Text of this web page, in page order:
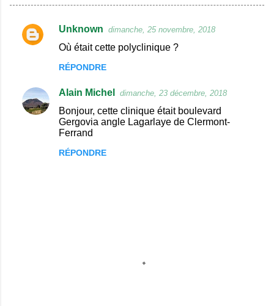
C
m
e
Unknown dimanche, 25 novembre, 2018
Où était cette polyclinique ?
RÉPONDRE
Alain Michel dimanche, 23 décembre, 2018
Bonjour, cette clinique était boulevard
Gergovia angle Lagarlaye de Clermont-
Ferrand
RÉPONDRE